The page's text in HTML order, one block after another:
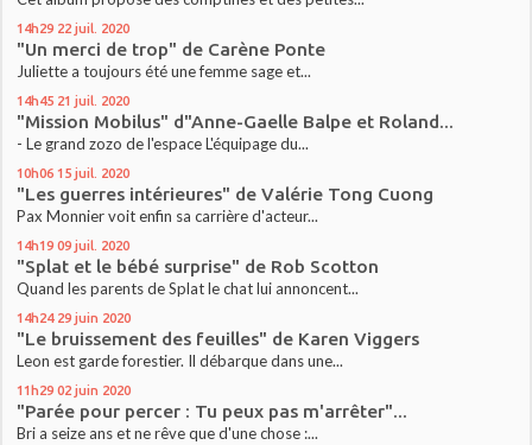
14h29 22 juil. 2020
"Un merci de trop" de Carène Ponte
Juliette a toujours été une femme sage et...
14h45 21 juil. 2020
"Mission Mobilus" d"Anne-Gaelle Balpe et Roland...
- Le grand zozo de l'espace L'équipage du...
10h06 15 juil. 2020
"Les guerres intérieures" de Valérie Tong Cuong
Pax Monnier voit enfin sa carrière d'acteur...
14h19 09 juil. 2020
"Splat et le bébé surprise" de Rob Scotton
Quand les parents de Splat le chat lui annoncent...
14h24 29 juin 2020
"Le bruissement des feuilles" de Karen Viggers
Leon est garde forestier. Il débarque dans une...
11h29 02 juin 2020
"Parée pour percer : Tu peux pas m'arrêter"...
Bri a seize ans et ne rêve que d'une chose :...